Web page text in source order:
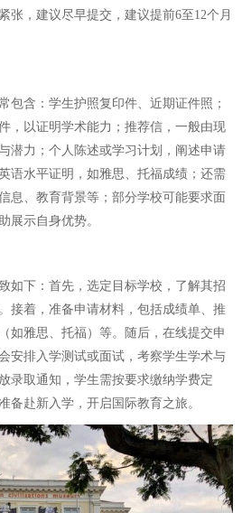
张，建议尽早提交，建议提前6至12个月
包含：学生护照复印件、近期证件照；
，以证明学术能力；推荐信，一般由现
潜力；个人陈述或学习计划，阐述申请
语水平证明，如雅思、托福成绩；还需
息、教育背景等；部分学校可能要求面
展示自身优势。
如下：首先，选定目标学校，了解其招
接着，准备申请材料，包括成绩单、推
如雅思、托福）等。随后，在线提交申
安排入学测试或面试，考察学生学术与
录取通知，学生需按要求缴纳学费定
备赴新入学，开启国际教育之旅。